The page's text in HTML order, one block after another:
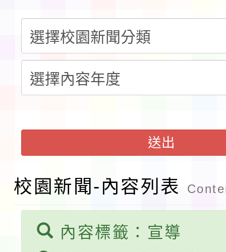
生入學前鑑定事宜
轉知台灣武術協會檢送
月29日中正盃決賽暨國
術精英錦標賽」
「抗生素聰明用，防疫
動」插畫徵件活動
淨零綠生活教案入校路
115年8月22日(星期六
開 智慧啟航」
轉知國立東華大學辦理
共學行動站」第二階段
教育部校安中心白海豚
送出
校園新聞-內容列表
內容標籤：宣導